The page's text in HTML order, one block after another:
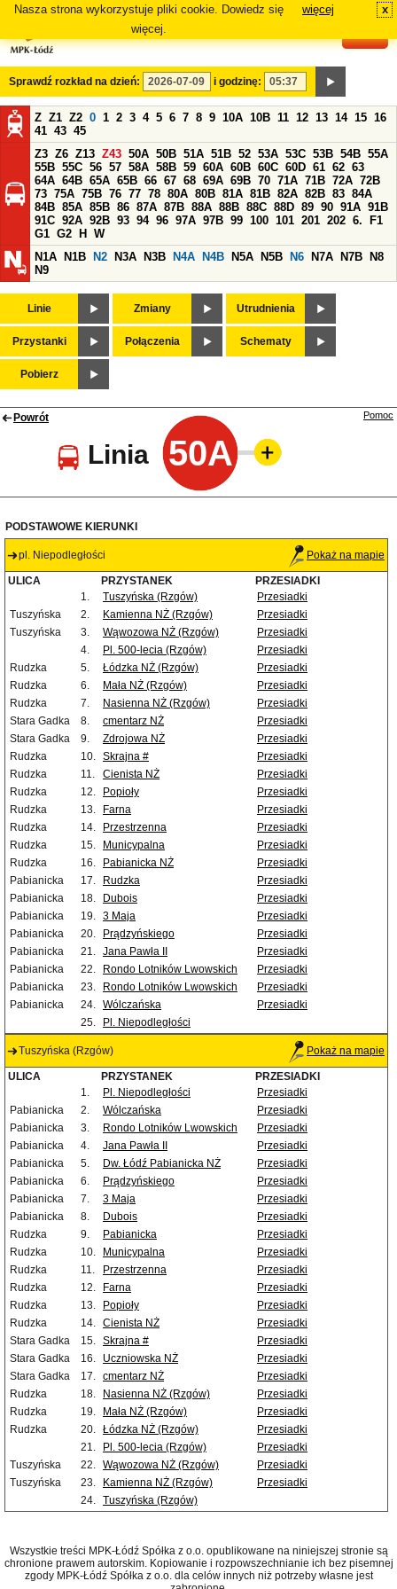
Nasza strona wykorzystuje pliki cookie. Dowiedz się
więcej.
więcej x
Sprawdź rozkład na dzień: i godzinę:
Z Z1 Z2 0 1 2 3 4 5 6 7 8 9 10A 10B 11 12 13 14 15 16
41 43 45
Z3 Z6 Z13 Z43 50A 50B 51A 51B 52 53A 53C 53B 54B 55A
55B 55C 56 57 58A 58B 59 60A 60B 60C 60D 61 62 63
64A 64B 65A 65B 66 67 68 69A 69B 70 71A 71B 72A 72B
73 75A 75B 76 77 78 80A 80B 81A 81B 82A 82B 83 84A
84B 85A 85B 86 87A 87B 88A 88B 88C 88D 89 90 91A 91B
91C 92A 92B 93 94 96 97A 97B 99 100 101 201 202 6.
F1
G1 G2 H
W
N1A
N1B N2 N3A N3B N4A N4B N5A N5B N6 N7A N7B
N8
N9
Linie Zmiany Utrudnienia
Przystanki Połączenia Schematy
Pobierz
Powrót
Linia 50A
Pomoc
PODSTAWOWE KIERUNKI
pl. Niepodległości Pokaż na mapie
ULICA PRZYSTANEK
PRZESIADKI
1.
Tuszyńska (Rzgów)
Przesiadki
Tuszyńska
2. Kamienna NŻ (Rzgów)
Przesiadki
Tuszyńska
3. Wąwozowa NŻ (Rzgów)
Przesiadki
4.
Pl. 500-lecia (Rzgów)
Przesiadki
Rudzka
5. Łódzka NŻ (Rzgów)
Przesiadki
Rudzka
6. Mała NŻ (Rzgów)
Przesiadki
Rudzka
7. Nasienna NŻ (Rzgów)
Przesiadki
Stara Gadka
8. cmentarz NŻ
Przesiadki
Stara Gadka
9. Zdrojowa NŻ
Przesiadki
Rudzka
10. Skrajna #
Przesiadki
Rudzka
11. Cienista NŻ
Przesiadki
Rudzka
12. Popioły
Przesiadki
Rudzka
13. Farna
Przesiadki
Rudzka
14. Przestrzenna
Przesiadki
Rudzka
15. Municypalna
Przesiadki
Rudzka
16. Pabianicka NŻ
Przesiadki
Pabianicka
17. Rudzka
Przesiadki
Pabianicka
18. Dubois
Przesiadki
Pabianicka
19. 3 Maja
Przesiadki
Pabianicka
20. Prądzyńskiego
Przesiadki
Pabianicka
21. Jana Pawła II
Przesiadki
Pabianicka
22. Rondo Lotników Lwowskich
Przesiadki
Pabianicka
23. Rondo Lotników Lwowskich
Przesiadki
Pabianicka
24. Wólczańska
Przesiadki
25.
Pl. Niepodległości
Tuszyńska (Rzgów) Pokaż na mapie
ULICA PRZYSTANEK
PRZESIADKI
1.
Pl. Niepodległości
Przesiadki
Pabianicka
2. Wólczańska
Przesiadki
Pabianicka
3. Rondo Lotników Lwowskich
Przesiadki
Pabianicka
4. Jana Pawła II
Przesiadki
Pabianicka
5. Dw. Łódź Pabianicka NŻ
Przesiadki
Pabianicka
6. Prądzyńskiego
Przesiadki
Pabianicka
7. 3 Maja
Przesiadki
Pabianicka
8. Dubois
Przesiadki
Rudzka
9. Pabianicka
Przesiadki
Rudzka
10. Municypalna
Przesiadki
Rudzka
11. Przestrzenna
Przesiadki
Rudzka
12. Farna
Przesiadki
Rudzka
13. Popioły
Przesiadki
Rudzka
14. Cienista NŻ
Przesiadki
Stara Gadka
15. Skrajna #
Przesiadki
Stara Gadka
16. Uczniowska NŻ
Przesiadki
Stara Gadka
17. cmentarz NŻ
Przesiadki
Rudzka
18. Nasienna NŻ (Rzgów)
Przesiadki
Rudzka
19. Mała NŻ (Rzgów)
Przesiadki
Rudzka
20. Łódzka NŻ (Rzgów)
Przesiadki
21.
Pl. 500-lecia (Rzgów)
Przesiadki
Tuszyńska
22. Wąwozowa NŻ (Rzgów)
Przesiadki
Tuszyńska
23. Kamienna NŻ (Rzgów)
Przesiadki
24. Tuszyńska (Rzgów)
Wszystkie treści MPK-Łódź Spółka z o.o. opublikowane na niniejszej stronie są
chronione prawem autorskim. Kopiowanie i rozpowszechnianie ich bez pisemnej
zgody MPK-Łódź Spółka z o.o. dla celów innych niż potrzeby własne jest